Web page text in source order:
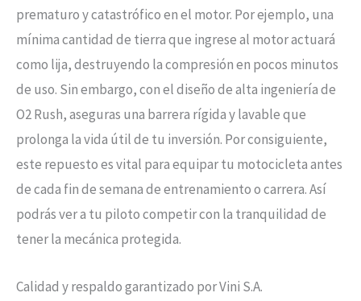
prematuro y catastrófico en el motor. Por ejemplo, una
mínima cantidad de tierra que ingrese al motor actuará
como lija, destruyendo la compresión en pocos minutos
de uso. Sin embargo, con el diseño de alta ingeniería de
O2 Rush, aseguras una barrera rígida y lavable que
prolonga la vida útil de tu inversión. Por consiguiente,
este repuesto es vital para equipar tu motocicleta antes
de cada fin de semana de entrenamiento o carrera. Así
podrás ver a tu piloto competir con la tranquilidad de
tener la mecánica protegida.
Calidad y respaldo garantizado por Vini S.A.